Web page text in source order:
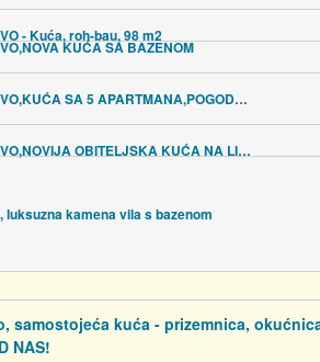
- Kuća, roh-bau, 98 m2
KUĆA SA BAZENOM
JADRANOVO,KUĆA SA 5 APARTMANA,POGODNA TURISTIČKU DJELATNOST
JADRANOVO,NOVIJA OBITELJSKA KUĆA NA LIJEPOJ LOKACIJI
luksuzna kamena vila s bazenom
samostojeća kuća - prizemnica,
NAS!